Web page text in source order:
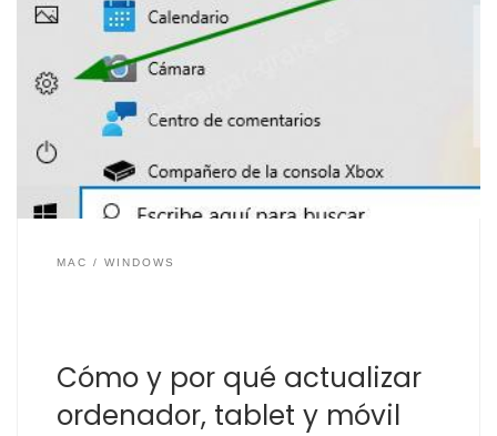
Las actualizaciones tanto de sistemas operativos como
de las aplicaciones que tenemos instaladas en
nuestros equipos y dispositivos son muy importante, no
solamente son por motivos de seguridad para evitar
que ciertas vulnerabilidades o fallos en las aplicaciones
o el propio sistema operativo como Windows, Android,
iOS… también son importante […]
MAC WINDOWS
Cómo y por qué actualizar
ordenador, tablet y móvil